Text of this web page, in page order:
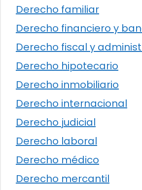
Derecho familiar
Derecho financiero y
Derecho fiscal y
Derecho hipotecario
Derecho inmobiliario
Derecho internacional
Derecho judicial
Derecho laboral
Derecho médico
Derecho mercantil